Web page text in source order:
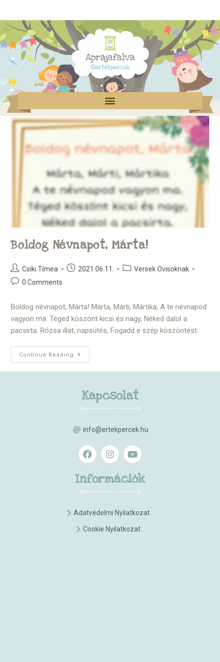
Boldog Névnapot, Márta!
Csiki Tímea 2021.06.11.
Versek Ovisoknak
0 Comments
Boldog névnapot, Márta! Márta, Márti, Mártika, A te névnapod
vagyon ma. Téged köszönt kicsi és nagy, Néked dalol a
pacsirta. Rózsa illat, napsütés, Fogadd e szép köszöntést.
Continue Reading
Információk
Adatvédelmi Nyilatkozat
Cookie Nyilatkozat
Kapcsolat
info@ertekpercek.hu